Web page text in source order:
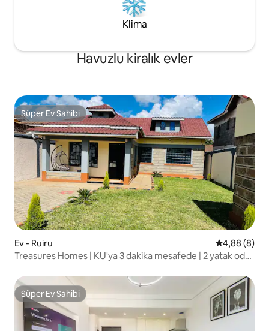
Klima
Havuzlu kiralık evler
Süper Ev Sahibi
Süper Ev Sahibi
Ev - Ruiru 5 üzerinden
4,88 (8)
Treasures Homes | KU'ya 3 dakika mesafede | 2 yatak odalı
Süper Ev Sahibi
Süper Ev Sahibi